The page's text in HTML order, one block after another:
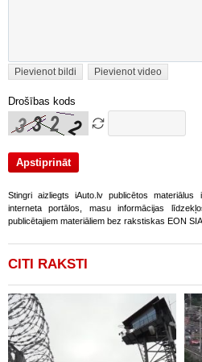
Pievienot bildi Pievienot video
Drošības kods
Stingri aizliegts iAuto.lv publicētos
interneta portālos, masu informācijas
publicētajiem materiāliem bez rakstiskas EON
CITI RAKSTI